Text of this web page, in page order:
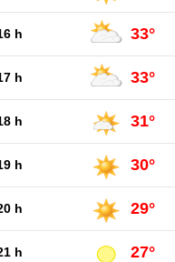
h 33°
h 33°
h 31°
h 30°
h 29°
h 27°